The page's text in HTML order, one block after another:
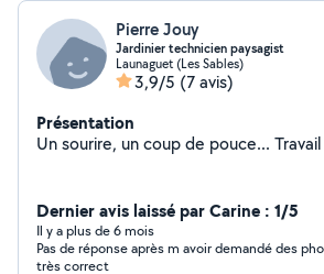
Pierre Jouy
Jardinier technicien paysagist
Launaguet (Les Sables)
3,9/5 (7 avis)
Présentation
Un sourire, un coup de pouce...
Dernier avis laissé par Carine : 1/5
Il y a plus de 6 mois
Pas de réponse après m avoir demandé des
très correct